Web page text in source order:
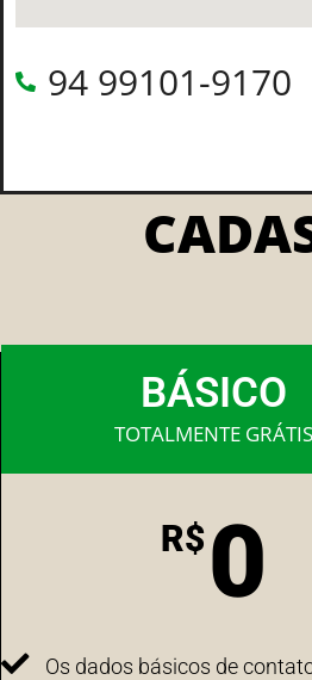
94 99101-9170
BÁSICO
TOTALMENTE GRÁTIS
R$0
Os dados básicos de